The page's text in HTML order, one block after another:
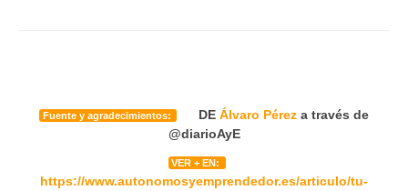
Fuente y agradecimientos: DE Álvaro Pérez a través de
@diarioAyE
VER + EN:
https://www.autonomosyemprendedor.es/articulo/tu-